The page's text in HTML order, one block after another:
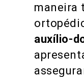
maneira
auxílio-